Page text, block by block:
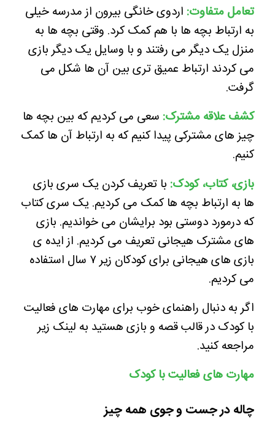
تعامل متفاوت: اردوی خانگی بیرون از مدرسه خیلی
به ارتباط بچه ها با هم کمک کرد. وقتی بچه ها به
منزل یک دیگر می رفتند و با وسایل یک دیگر بازی
می کردند ارتباط عمیق تری بین آن ها شکل می
گرفت.
کشف علاقه مشترک: سعی می کردیم که بین بچه ها
چیز های مشترکی پیدا کنیم که به ارتباط آن ها کمک
کنیم.
بازی، کتاب، کودک: با تعریف کردن یک سری بازی
ها به ارتباط بچه ها کمک می کردیم. یک سری کتاب
که درمورد دوستی بود برایشان می خواندیم. بازی
های مشترک هیجانی تعریف می کردیم. از ایده ی
بازی های هیجانی برای کودکان زیر ۷ سال استفاده
می کردیم.
اگر به دنبال راهنمای خوب برای مهارت های فعالیت
با کودک در قالب قصه و بازی هستید به لینک زیر
مراجعه کنید.
مهارت های فعالیت با کودک
چاله در جست و جوی همه چیز